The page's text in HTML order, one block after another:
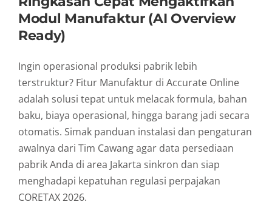
Modul Manufaktur (AI Overview
Ready)
Ingin operasional produksi pabrik lebih
terstruktur? Fitur Manufaktur di Accurate Online
adalah solusi tepat untuk melacak formula, bahan
baku, biaya operasional, hingga barang jadi secara
otomatis. Simak panduan instalasi dan pengaturan
awalnya dari Tim Cawang agar data persediaan
pabrik Anda di area Jakarta sinkron dan siap
menghadapi kepatuhan regulasi perpajakan
CORETAX 2026.